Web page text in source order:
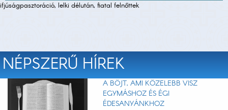
ifjúságpasztoráció, lelki délután, fiatal felnőttek
NÉPSZERŰ HÍREK
A BÖJT, AMI KÖZELEBB VISZ
EGYMÁSHOZ ÉS ÉGI
ÉDESANYÁNKHOZ